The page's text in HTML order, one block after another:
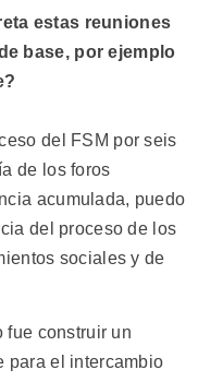
estas reuniones
base, por ejemplo
del FSM por seis
de los foros
acumulada, puedo
del proceso de los
sociales y de
fue construir un
para el intercambio